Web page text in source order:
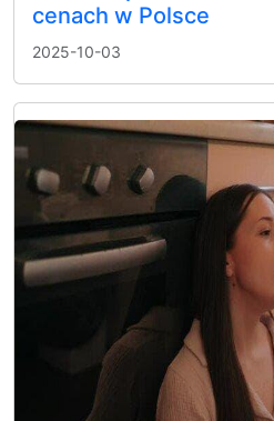
cenach w Polsce
2025-10-03